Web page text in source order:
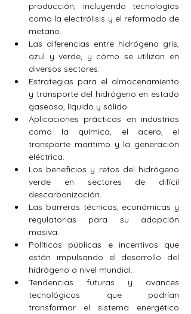
producción, incluyendo tecnologías
como la electrólisis y el reformado de
metano.
Las diferencias entre hidrógeno gris,
azul y verde, y cómo se utilizan en
diversos sectores.
Estrategias para el almacenamiento
y transporte del hidrógeno en estado
gaseoso, líquido y sólido.
Aplicaciones prácticas en industrias
como la química, el acero, el
transporte marítimo y la generación
eléctrica.
Los beneficios y retos del hidrógeno
verde en sectores de difícil
descarbonización.
Las barreras técnicas, económicas y
regulatorias para su adopción
masiva.
Políticas públicas e incentivos que
están impulsando el desarrollo del
hidrógeno a nivel mundial.
Tendencias futuras y avances
tecnológicos que podrían
transformar el sistema energético